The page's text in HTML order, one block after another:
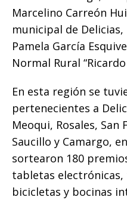
Marcelino Carreón
municipal de Delicias,
Pamela García
Normal Rural
En esta región se
pertenecientes a
Meoqui, Rosales, San
Saucillo y Camargo,
sortearon 180
tabletas
bicicletas y bocinas